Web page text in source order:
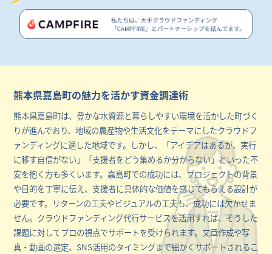
熊本県嘉島町の魅力を活かす資金調達術
熊本県嘉島町は、豊かな水資源と暮らしやすい環境を活かした町づく
りが進んでおり、地域の農産物や生活文化をテーマにしたクラウドフ
ァンディングに適した地域です。しかし、「アイデアはあるが、実行
に移す自信がない」「支援者をどう集めるか分からない」といった不
安を抱く方も多くいます。嘉島町での成功には、プロジェクトの背景
や目的を丁寧に伝え、支援者に具体的な価値を感じてもらえる設計が
必要です。リターンの工夫やビジュアルの工夫も、成功には欠かせま
せん。クラウドファンディング代行サービスを活用すれば、そうした
課題に対してプロの視点でサポートを受けられます。文章作成や写
真・動画の選定、SNS活用のタイミングまで細かくサポートされるこ